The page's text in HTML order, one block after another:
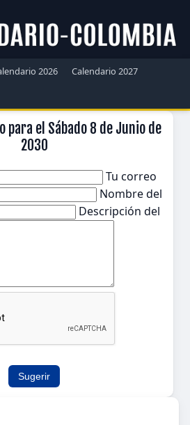
2026
Calendario 2027
para el Sábado 8 de Junio de
2030
Tu correo
Nombre del
Descripción del
Sugerir